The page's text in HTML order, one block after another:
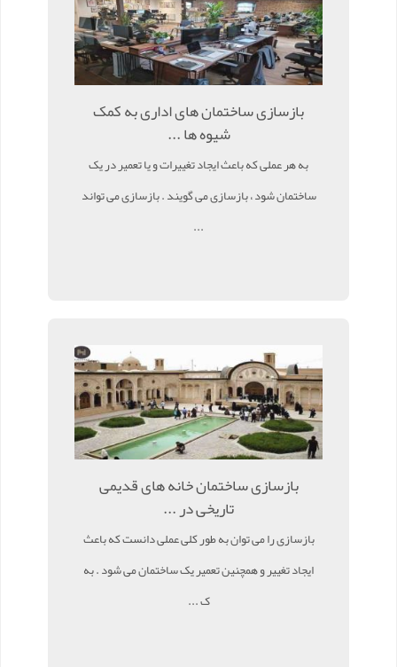
بازسازی ساختمان های اداری به کمک
شیوه ها ...
به هر عملی که باعث ایجاد تغییرات و یا تعمیر در یک
ساختمان شود ، بازسازی می گویند . بازسازی می تواند
...
بازسازی ساختمان خانه های قدیمی
تاریخی در ...
بازسازی را می توان به طور کلی عملی دانست که باعث
ایجاد تغییر و همچنین تعمیر یک ساختمان می شود . به
ک ...